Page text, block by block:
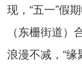
现，“五一”假
（东栅街道）
浪漫不减，“